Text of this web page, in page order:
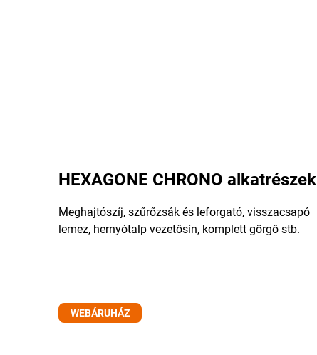
HEXAGONE CHRONO alkatrészek
Meghajtószíj, szűrőzsák és leforgató, visszacsapó
lemez, hernyótalp vezetősín, komplett görgő stb.
WEBÁRUHÁZ